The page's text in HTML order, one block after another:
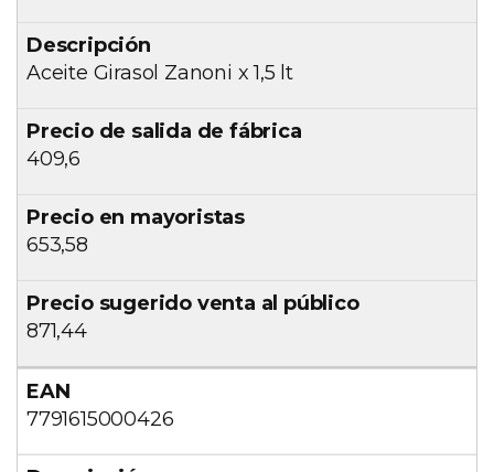
Aceite Girasol Zanoni x 1,5 lt
409,6
653,58
871,44
7791615000426